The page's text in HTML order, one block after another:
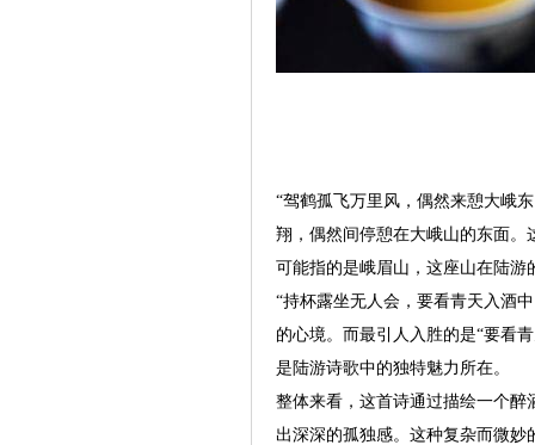
“驾鹤孤飞万里风，偶然来憩大峨
翔，偶然间停憩在大峨山的东面。
可能指的是峨眉山，这座山在陆
“持杯露坐无人会，要看青天入酒
的心境。而最引人入胜的是“要看
是陆游诗歌中的独特魅力所在。
整体来看，这首诗通过描绘一个
出深深的孤独感。这种复杂而微